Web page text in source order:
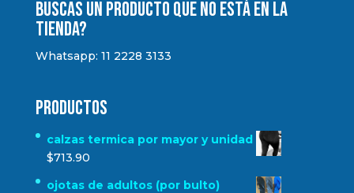
Buscas un producto que no está en la
tienda?
Whatsapp: 11 2228 3133
Productos
calzas termica por mayor y unidad
$713.90
ojotas de adultos (por bulto)